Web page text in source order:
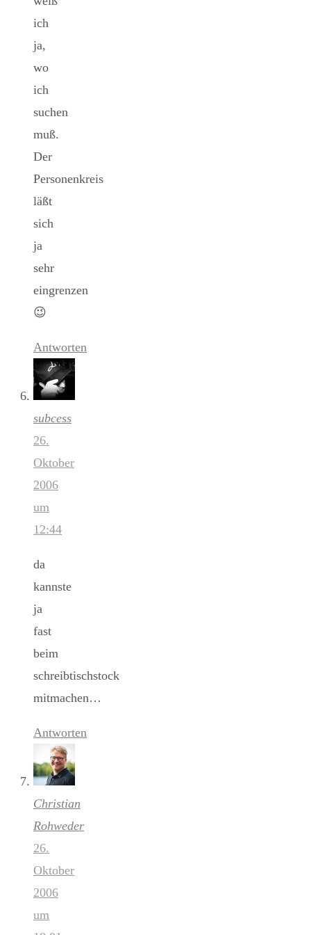
ich
ja,
wo
ich
suchen
muß.
Der
Personenkreis
läßt
sich
ja
sehr
eingrenzen
😉
Antworten
subcess
26.
Oktober
2006
um
12:44
da
kannste
ja
fast
beim
schreibtischstock
mitmachen…
Antworten
Christian
Rohweder
26.
Oktober
2006
um